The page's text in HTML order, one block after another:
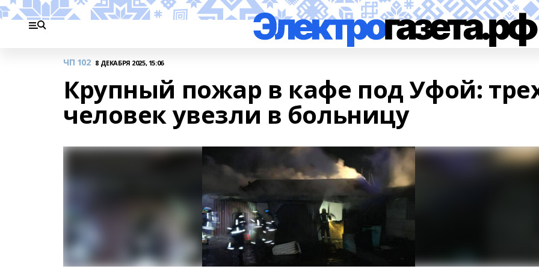
ЧП 102 8 ДЕКАБРЯ 2025, 15:06
Крупный пожар в кафе под Уфой:
человек увезли в больницу